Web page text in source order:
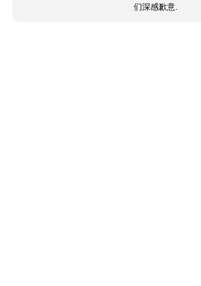
们深感歉意.